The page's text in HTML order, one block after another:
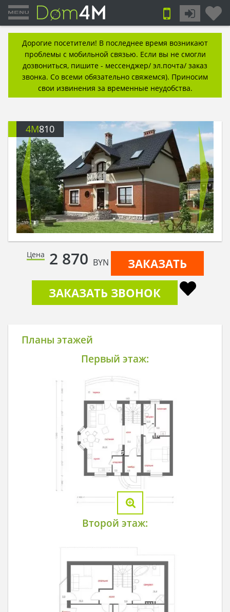
Дорогие посетители! В последнее время возникают
проблемы с мобильной связью. Если вы не смогли
дозвониться, пишите - мессенджер/ эл.почта/ заказ
звонка. Со всеми обязательно свяжемся). Приносим
свои извинения за временные неудобства.
4M810
Цена 2 870 BYN
ЗАКАЗАТЬ
ЗАКАЗАТЬ ЗВОНОК
Планы этажей
Первый этаж:
Второй этаж: